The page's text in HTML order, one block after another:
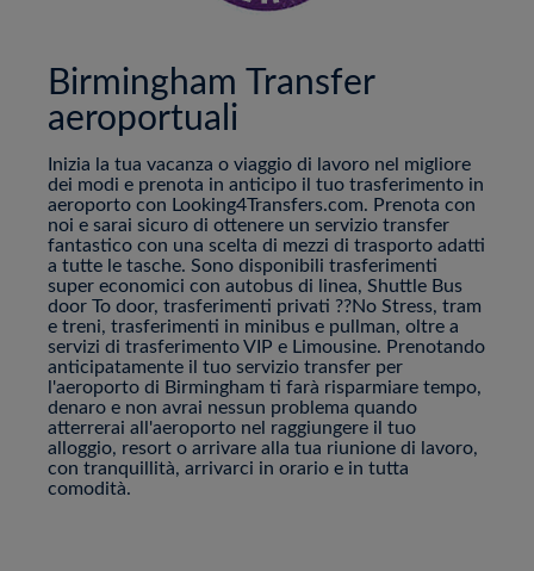
Birmingham Transfer
aeroportuali
Inizia la tua vacanza o viaggio di lavoro nel migliore
dei modi e prenota in anticipo il tuo trasferimento in
aeroporto con Looking4Transfers.com. Prenota con
noi e sarai sicuro di ottenere un servizio transfer
fantastico con una scelta di mezzi di trasporto adatti
a tutte le tasche. Sono disponibili trasferimenti
super economici con autobus di linea, Shuttle Bus
door To door, trasferimenti privati ??No Stress, tram
e treni, trasferimenti in minibus e pullman, oltre a
servizi di trasferimento VIP e Limousine. Prenotando
anticipatamente il tuo servizio transfer per
l'aeroporto di Birmingham ti farà risparmiare tempo,
denaro e non avrai nessun problema quando
atterrerai all'aeroporto nel raggiungere il tuo
alloggio, resort o arrivare alla tua riunione di lavoro,
con tranquillità, arrivarci in orario e in tutta
comodità.